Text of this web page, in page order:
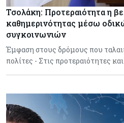
Τσολάκη: Προτεραιότητα η
καθημερινότητας μέσω
συγκοινωνιών
Έμφαση στους δρόμους που
πολίτες - Στις προτεραιότητες